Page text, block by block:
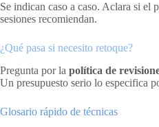
Se indican caso a caso. Aclara si el
sesiones recomiendan.
¿Qué pasa si necesito retoque?
Pregunta por la política de
Un presupuesto serio lo especifica
Glosario rápido de técnicas